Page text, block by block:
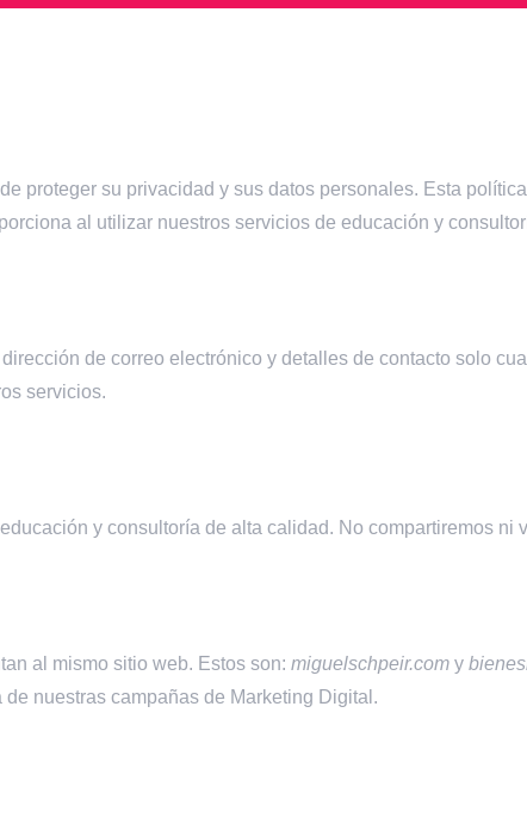
proteger su privacidad y sus datos personales. Esta
al utilizar nuestros servicios de educación y
de correo electrónico y detalles de contacto solo
servicios.
y consultoría de alta calidad. No compartiremos ni
al mismo sitio web. Estos son: miguelschpeir.com y
nuestras campañas de Marketing Digital.